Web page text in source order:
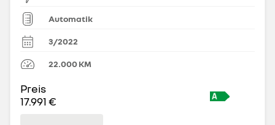
Automatik
3/2022
22.000KM
Preis
17.991 €